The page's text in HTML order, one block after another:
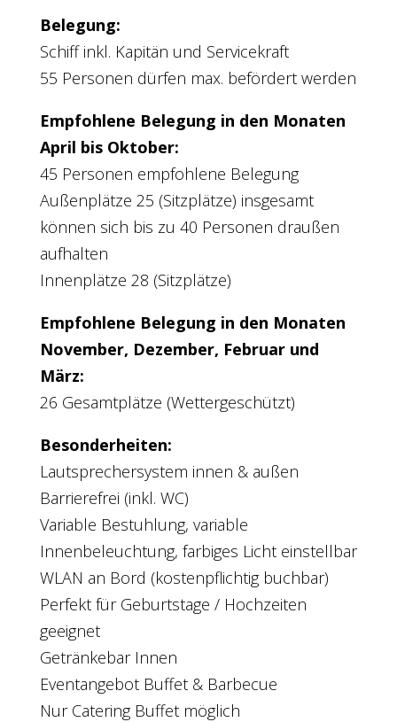
Belegung:
Schiff inkl. Kapitän und Servicekraft
55 Personen dürfen max. befördert werden
Empfohlene Belegung in den Monaten
April bis Oktober:
45 Personen empfohlene Belegung
Außenplätze 25 (Sitzplätze) insgesamt
können sich bis zu 40 Personen draußen
aufhalten
Innenplätze 28 (Sitzplätze)
Empfohlene Belegung in den Monaten
November, Dezember, Februar und
März:
26 Gesamtplätze (Wettergeschützt)
Besonderheiten:
Lautsprechersystem innen & außen
Barrierefrei (inkl. WC)
Variable Bestuhlung, variable
Innenbeleuchtung, farbiges Licht einstellbar
WLAN an Bord (kostenpflichtig buchbar)
Perfekt für Geburtstage / Hochzeiten
geeignet
Getränkebar Innen
Eventangebot Buffet & Barbecue
Nur Catering Buffet möglich